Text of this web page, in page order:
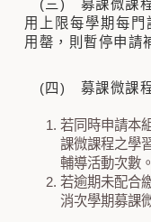
(三) 募課微課程
用上限每學期每
用罄，則暫停申請
(四) 募課微課程
若同時申請本
課微課程之學
輔導活動次數。
若逾期未配合
消次學期募課